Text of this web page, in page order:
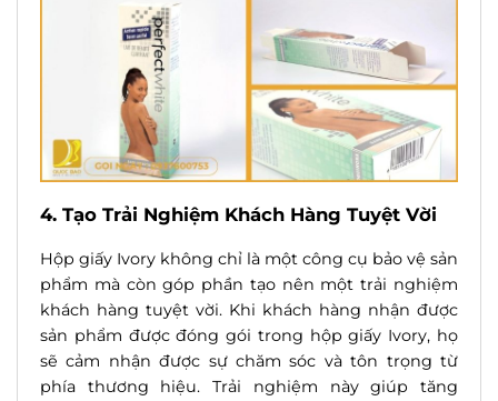
4. Tạo Trải Nghiệm Khách Hàng Tuyệt Vời
Hộp giấy Ivory không chỉ là một công cụ bảo vệ sản
phẩm mà còn góp phần tạo nên một trải nghiệm
khách hàng tuyệt vời. Khi khách hàng nhận được
sản phẩm được đóng gói trong hộp giấy Ivory, họ
sẽ cảm nhận được sự chăm sóc và tôn trọng từ
phía thương hiệu. Trải nghiệm này giúp tăng